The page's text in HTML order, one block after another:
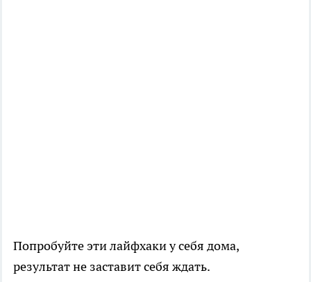
Попробуйте эти лайфхаки у себя дома,
результат не заставит себя ждать.